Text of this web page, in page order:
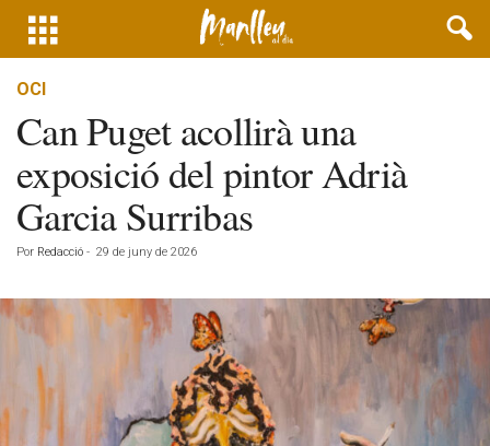
OCI
Can Puget acollirà una
exposició del pintor Adrià
Garcia Surribas
Por Redacció - 29 de juny de 2026